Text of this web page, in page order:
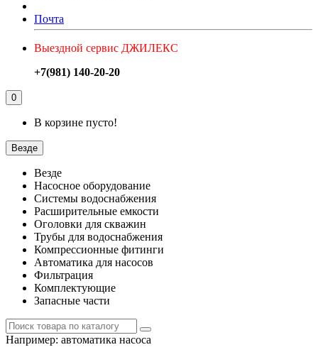
Почта
Выездной сервис ДЖИЛЕКС
+7(981) 140-20-20
0
В корзине пусто!
Везде
Везде
Насосное оборудование
Системы водоснабжения
Расширительные емкости
Оголовки для скважин
Трубы для водоснабжения
Компрессионные фитинги
Автоматика для насосов
Фильтрация
Комплектующие
Запасные части
Например: автоматика насоса